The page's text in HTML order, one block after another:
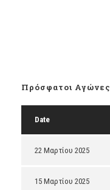
Πρόσφατοι Αγώνες
Date
22 Μαρτίου 2025
15 Μαρτίου 2025